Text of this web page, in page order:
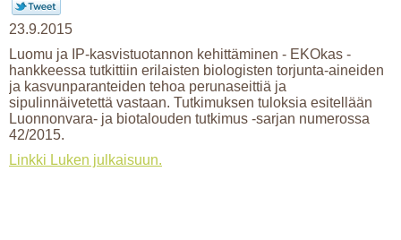
23.9.2015
Luomu ja IP-kasvistuotannon kehittäminen - EKOkas -
hankkeessa tutkittiin erilaisten biologisten torjunta-aineiden
ja kasvunparanteiden tehoa perunaseittiä ja
sipulinnäivetettä vastaan. Tutkimuksen tuloksia esitellään
Luonnonvara- ja biotalouden tutkimus -sarjan numerossa
42/2015.
Linkki Luken julkaisuun.